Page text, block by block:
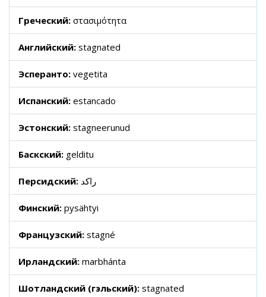
Греческий: στασιμότητα
Английский: stagnated
Эсперанто: vegetita
Испанский: estancado
Эстонский: stagneerunud
Баскский: gelditu
Персидский: راکد
Финский: pysähtyi
Французский: stagné
Ирландский: marbhánta
Шотландский (гэльский): stagnated